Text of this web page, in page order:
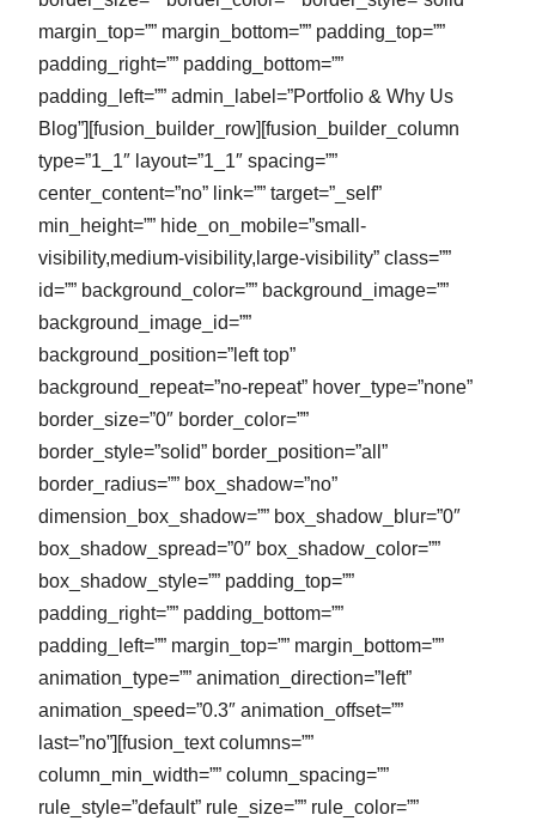
margin_top=”” margin_bottom=”” padding_top=””
padding_right=”” padding_bottom=””
padding_left=”” admin_label=”Portfolio & Why Us
Blog”][fusion_builder_row][fusion_builder_column
type=”1_1″ layout=”1_1″ spacing=””
center_content=”no” link=”” target=”_self”
min_height=”” hide_on_mobile=”small-
visibility,medium-visibility,large-visibility” class=””
id=”” background_color=”” background_image=””
background_image_id=””
background_position=”left top”
background_repeat=”no-repeat” hover_type=”none”
border_size=”0″ border_color=””
border_style=”solid” border_position=”all”
border_radius=”” box_shadow=”no”
dimension_box_shadow=”” box_shadow_blur=”0″
box_shadow_spread=”0″ box_shadow_color=””
box_shadow_style=”” padding_top=””
padding_right=”” padding_bottom=””
padding_left=”” margin_top=”” margin_bottom=””
animation_type=”” animation_direction=”left”
animation_speed=”0.3″ animation_offset=””
last=”no”][fusion_text columns=””
column_min_width=”” column_spacing=””
rule_style=”default” rule_size=”” rule_color=””